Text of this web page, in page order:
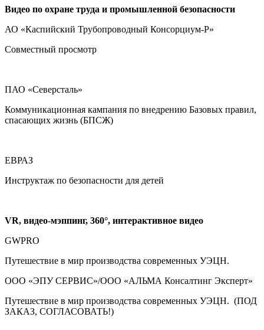
Видео по охране труда и промышленной безопасности
АО «Каспийский Трубопроводный Консорциум-Р»
Совместный просмотр
ПАО «Северсталь»
Коммуникационная кампания по внедрению Базовых правил,
спасающих жизнь (БПСЖ)
ЕВРАЗ
Инструктаж по безопасности для детей
VR, видео-мэппинг, 360°, интерактивное видео
GWPRO
Путешествие в мир производства современных УЭЦН.
ООО «ЭПУ СЕРВИС»/ООО «АЛЬМА Консалтинг Эксперт»
Путешествие в мир производства современных УЭЦН. (ПОД
ЗАКАЗ, СОГЛАСОВАТЬ!)